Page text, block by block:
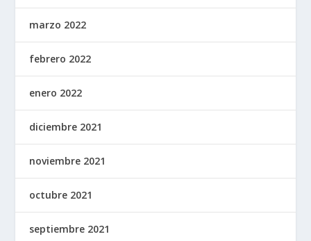
marzo 2022
febrero 2022
enero 2022
diciembre 2021
noviembre 2021
octubre 2021
septiembre 2021